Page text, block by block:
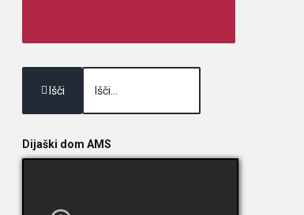
Išči
Dijaški dom AMS